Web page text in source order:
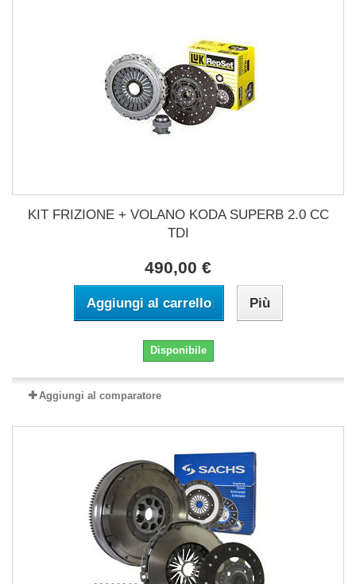
KIT FRIZIONE + VOLANO KODA SUPERB 2.0 CC
TDI
490,00 €
Aggiungi al carrello Più
Disponibile
Aggiungi al comparatore